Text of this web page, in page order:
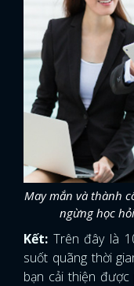
May mắn và thành
ngừng học
Kết: Trên đây là
suốt quãng thời
bạn cải thiện được